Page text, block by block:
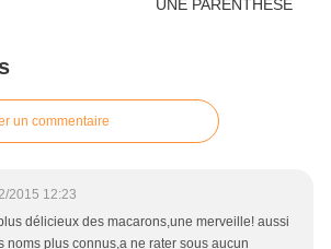
un commentaire
2015 12:23
délicieux des macarons,une merveille! aussi
noms plus connus,a ne rater sous aucun